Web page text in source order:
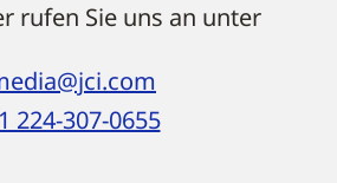
rufen Sie uns an unter
224-307-0655